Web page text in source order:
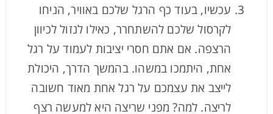
עכשיו, בעוד כף הרגל שלכם באוויר, הניחו
לקרסול שלכם להשתחרר, כאילו לנזול לכיוון
הרצפה. אם אתם חסרי יציבות לעמוד על רגל
אחת, היתמכו במשהו. בהמשך הדרך, היכולת
לייצב את עצמכם על רגל אחת מאוד חשובה
לריצה. למה? מפני שריצה היא למעשה רצף